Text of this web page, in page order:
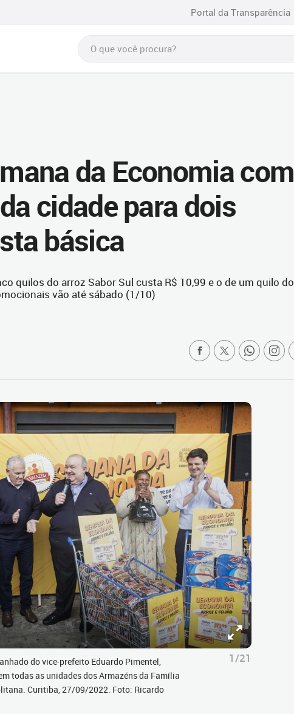
Portal da Transparência
da Economia com
cidade para dois
básica
quilos do arroz Sabor Sul custa R$ 10,99 e o de um quilo do
vão até sábado (1/10)
do vice-prefeito Eduardo Pimentel,
todas as unidades dos Armazéns da Família
Curitiba, 27/09/2022. Foto: Ricardo
1/21